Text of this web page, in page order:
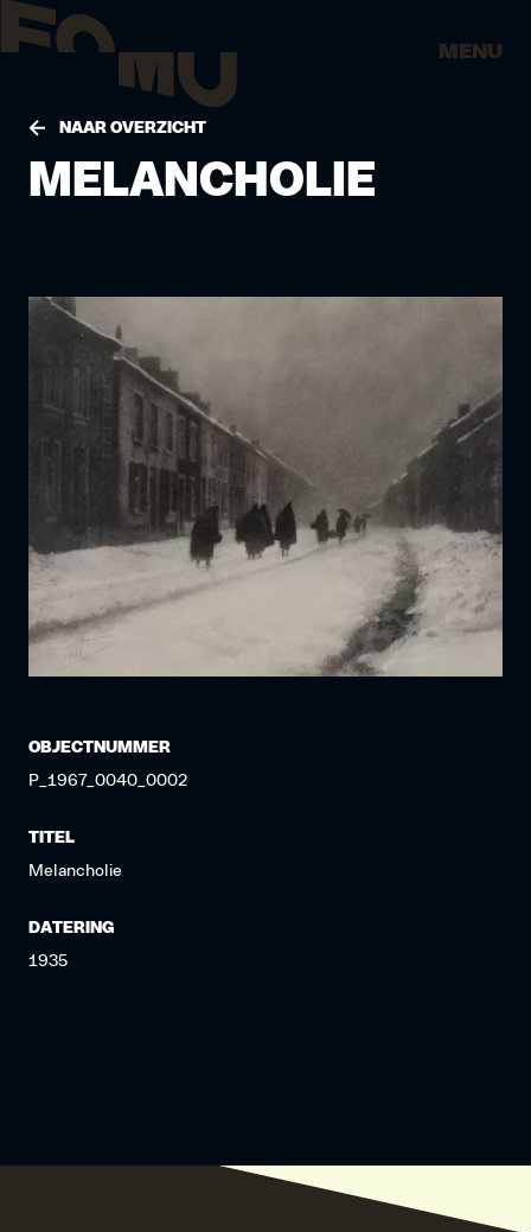
MENU
NAAR OVERZICHT
MELANCHOLIE
OBJECTNUMMER
P_1967_0040_0002
TITEL
Melancholie
DATERING
1935